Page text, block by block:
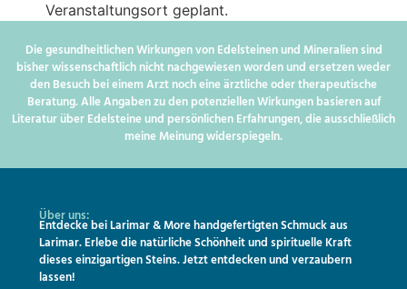
Veranstaltungsort geplant.
Die gesundheitlichen Wirkungen von Edelsteinen und Mineralien sind
bisher wissenschaftlich nicht nachgewiesen worden und ersetzen weder
den Besuch bei einem Arzt noch eine ärztliche oder therapeutische
Beratung. Alle Angaben zu den potenziellen Wirkungen basieren auf
Literatur über Edelsteine und persönlichen Erfahrungen, die ausschließlich
meine Meinung widerspiegeln.
Über uns:
Entdecke bei Larimar & More handgefertigten Schmuck aus
Larimar. Erlebe die natürliche Schönheit und spirituelle Kraft
dieses einzigartigen Steins. Jetzt entdecken und verzaubern
lassen!